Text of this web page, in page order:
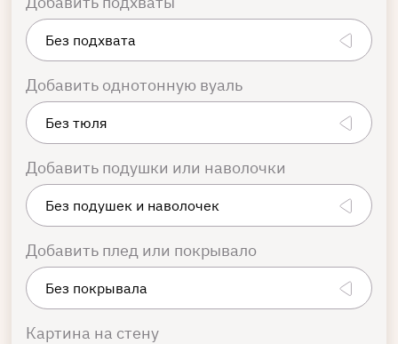
Добавить однотонную вуаль
Добавить подушки или наволочки
Добавить плед или покрывало
Картина на стену